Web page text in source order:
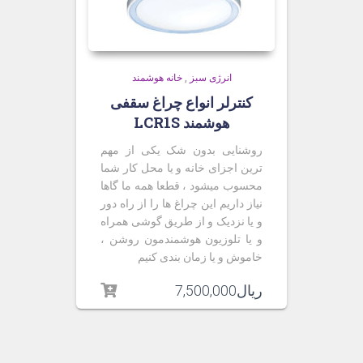
انرژی سبز ,خانه هوشمند
کنترلر انواع چراغ سقفی
هوشمند LCR1S
روشنایی بدون شک یکی از مهم
ترین اجزای خانه و یا محل کار شما
محسوب میشود ، قطعا همه ما گاها
نیاز داریم این چراغ ها را از راه دور
و یا نزدیک و از طریق گوشی همراه
و یا تلوزیون هوشمندمون روشن ،
خاموش و یا زمان بندی کنیم
ریال7,500,000